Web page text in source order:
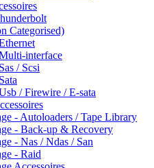
Categorised)
interface
/ Scsi
/ Firewire / E-sata
- Autoloaders / Tape Library
- Back-up & Recovery
- Nas / Ndas / San
- Raid